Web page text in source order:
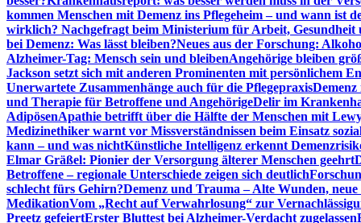
kommen Menschen mit Demenz ins Pflegeheim – und wann ist
wirklich? Nachgefragt beim Ministerium für Arbeit, Gesundheit
bei Demenz: Was lässt bleiben?Neues aus der Forschung:
Alzheimer-Tag: Mensch sein und bleibenAngehörige bleiben
Jackson setzt sich mit anderen Prominenten mit persönlichem
Unerwartete Zusammenhänge auch für die Pflegepraxis
und Therapie für Betroffene und AngehörigeDelir im
AdipösenApathie betrifft über die Hälfte der Menschen mit
Medizinethiker warnt vor Missverständnissen beim Einsatz
kann – und was nichtKünstliche Intelligenz erkennt
Elmar Gräßel: Pionier der Versorgung älterer Menschen geehrt
Betroffene – regionale Unterschiede zeigen sich deutlich
schlecht fürs Gehirn?Demenz und Trauma – Alte Wunden,
MedikationVom „Recht auf Verwahrlosung“ zur
Preetz gefeiertErster Bluttest bei Alzheimer-Verdacht zugelassen